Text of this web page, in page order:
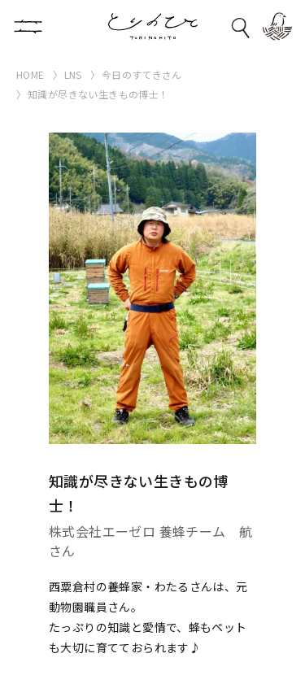
HOME LNS
今日のすてきさん
知識が尽きない生きもの博士！
知識が尽きない生きもの博
士！
株式会社エーゼロ 養蜂チーム 航
さん
西粟倉村の養蜂家・わたるさんは、元
動物園職員さん。
たっぷりの知識と愛情で、蜂もペット
も大切に育てておられます♪